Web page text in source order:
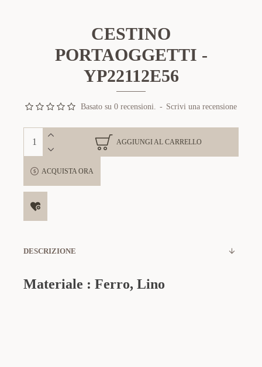
CESTINO
PORTAOGGETTI -
YP22112E56
Basato su 0 recensioni. - Scrivi una recensione
AGGIUNGI AL CARRELLO
ACQUISTA ORA
DESCRIZIONE
Materiale : Ferro, Lino